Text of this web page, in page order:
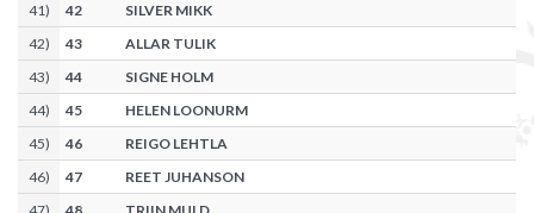
41) 42
SILVER MIKK
42) 43
ALLAR TULIK
43) 44
SIGNE HOLM
44) 45
HELEN LOONURM
45) 46
REIGO LEHTLA
46) 47
REET JUHANSON